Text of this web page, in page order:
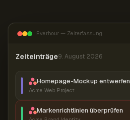
Everhour — Zeiterfassung
Zeiteinträge9. August 2026
Homepage-Mockup entwerfen
Acme Web Project
Markenrichtlinien überprüfen